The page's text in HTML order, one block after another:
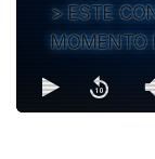
ESTE
MOMENTO